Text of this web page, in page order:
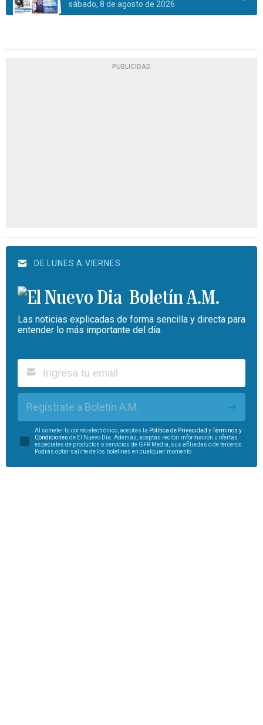
sábado, 8 de agosto de 2026
PUBLICIDAD
DE LUNES A VIERNES
Boletín A.M.
Las noticias explicadas de forma sencilla y directa para
entender lo más importante del día.
Regístrate a Boletín A.M.
Al someter tu correo electrónico, aceptas la Política de Privacidad yTérminos y
Condiciones de El Nuevo Día. Además, aceptas recibir información u ofertas
especiales de productos o servicios de GFR Media, sus afiliadas o de terceros.
Podrás optar salirte de los boletines en cualquier momento.